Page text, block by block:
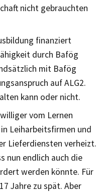
nicht gebrauchten
finanziert
durch Bafög
mit Bafög
auf ALG2.
kann oder nicht.
vom Lernen
Leiharbeitsfirmen und
Lieferdiensten verheizt.
nun endlich auch die
werden könnte. Für
Jahre zu spät. Aber